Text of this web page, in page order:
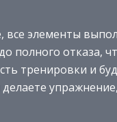
все элементы
полного отказа,
тренировки и